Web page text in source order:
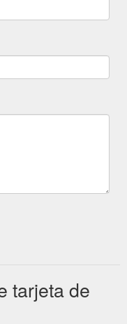
tarjeta de